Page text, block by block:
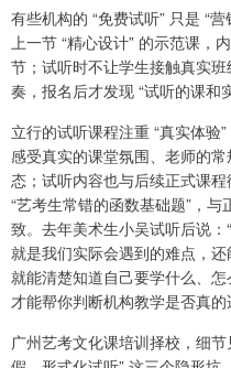
有些机构的 “免费试听” 只是 “
上一节 “精心设计” 的示范课，
节；试听时不让学生接触真实
奏，报名后才发现 “试听的课和
立行的试听课程注重 “真实体验
感受真实的课堂氛围、老师的
态；试听内容也与后续正式课
“艺考生常错的函数基础题”，
致。去年美术生小吴试听后说：
就是我们实际会遇到的难点，
就能清楚知道自己要学什么、怎
才能帮你判断机构教学是否真的
广州艺考文化课培训择校，细